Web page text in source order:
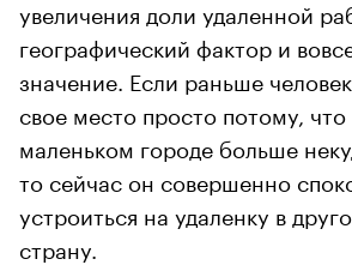
увеличения доли удаленной
географический фактор и
значение. Если раньше
свое место просто потому,
маленьком городе больше
то сейчас он совершенно
устроиться на удаленку в
страну.